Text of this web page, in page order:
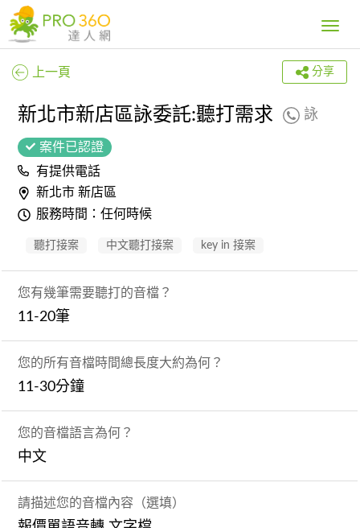
Toggle
上一頁 分享
新北市新店區詠委託:聽打需求 詠
案件已認證
有提供電話
新北市 新店區
服務時間：任何時候
聽打接案 中文聽打接案 key in 接案
您有幾筆需要聽打的音檔？
11-20筆
您的所有音檔時間總長度大約為何？
11-30分鐘
您的音檔語言為何？
中文
請描述您的音檔內容（選填）